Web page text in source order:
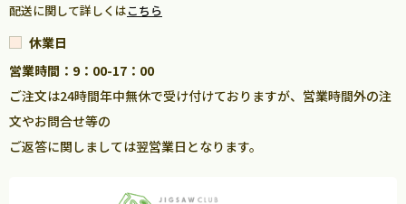
配送に関して詳しくはこちら
休業日
営業時間：9：00-17：00
ご注文は24時間年中無休で受け付けておりますが、営業時間外の注
文やお問合せ等の
ご返答に関しましては翌営業日となります。